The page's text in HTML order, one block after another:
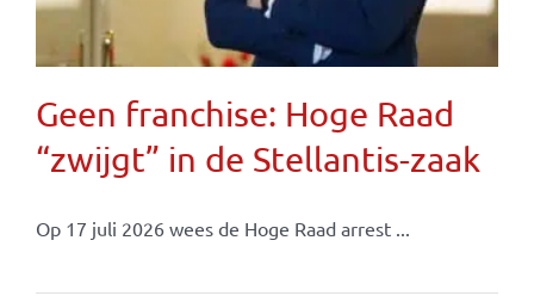
Geen franchise: Hoge Raad
“zwijgt” in de Stellantis-zaak
Op 17 juli 2026 wees de Hoge Raad arrest ...